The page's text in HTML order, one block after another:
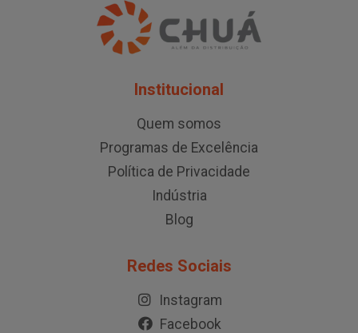
Institucional
Quem somos
Programas de Excelência
Política de Privacidade
Indústria
Blog
Redes Sociais
Instagram
Facebook